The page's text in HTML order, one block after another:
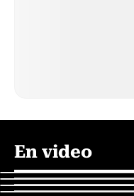
En video